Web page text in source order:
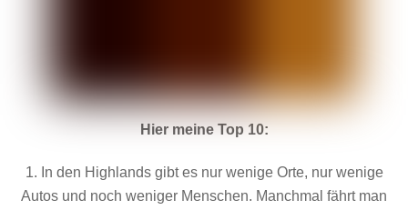
Hier meine Top 10:
1. In den Highlands gibt es nur wenige Orte, nur wenige
Autos und noch weniger Menschen. Manchmal fährt man